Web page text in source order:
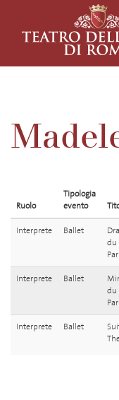
Ruolo
Tipologia
evento
Interprete Ballet
du
Interprete Ballet
du
Interprete Ballet